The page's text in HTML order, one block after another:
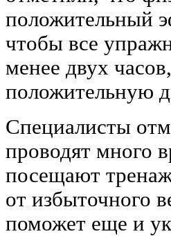
положительный
чтобы все
менее двух
положительную
Специалисты
проводят много
посещают
от избыточного
поможет еще и